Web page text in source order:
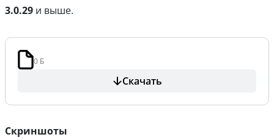
3.0.29 и выше.
0 Б
Скачать
Скриншоты